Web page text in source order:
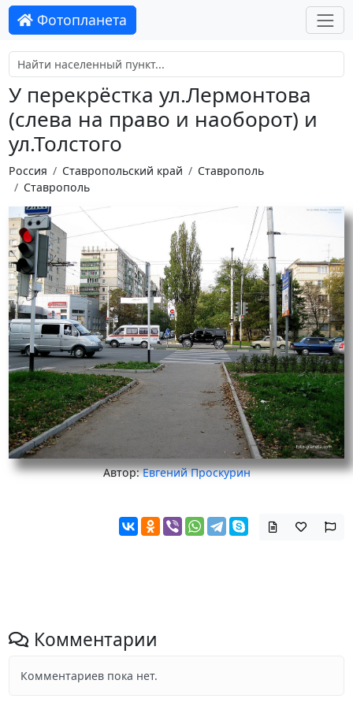
Фотопланета
У перекрёстка ул.Лермонтова
(слева на право и наоборот) и
ул.Толстого
Россия Ставропольский край
Ставрополь
Ставрополь
Автор:Евгений Проскурин
Комментарии
Комментариев пока нет.